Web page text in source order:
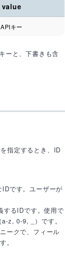
value
APIキー
ーと、下書きも含
指定するとき、ID
です。ユーザーが
るIDです。使用で
z, 0-9, _）です。
ークで、フィール
。